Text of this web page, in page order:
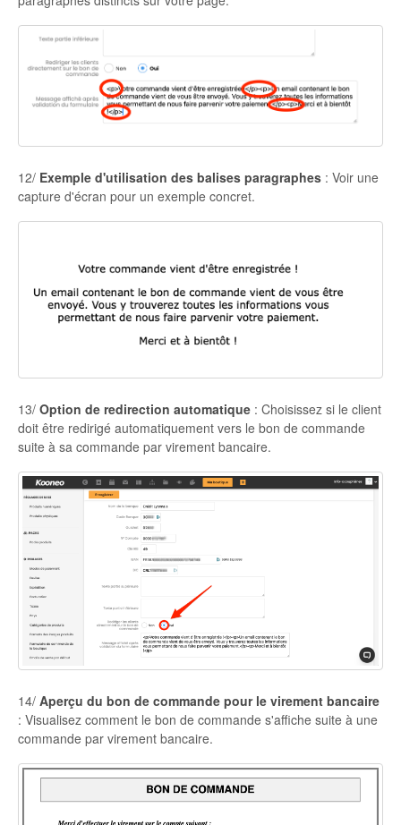
12/ Exemple d'utilisation des balises paragraphes : Voir une
capture d'écran pour un exemple concret.
13/ Option de redirection automatique : Choisissez si le client
doit être redirigé automatiquement vers le bon de commande
suite à sa commande par virement bancaire.
14/ Aperçu du bon de commande pour le virement bancaire
: Visualisez comment le bon de commande s'affiche suite à une
commande par virement bancaire.